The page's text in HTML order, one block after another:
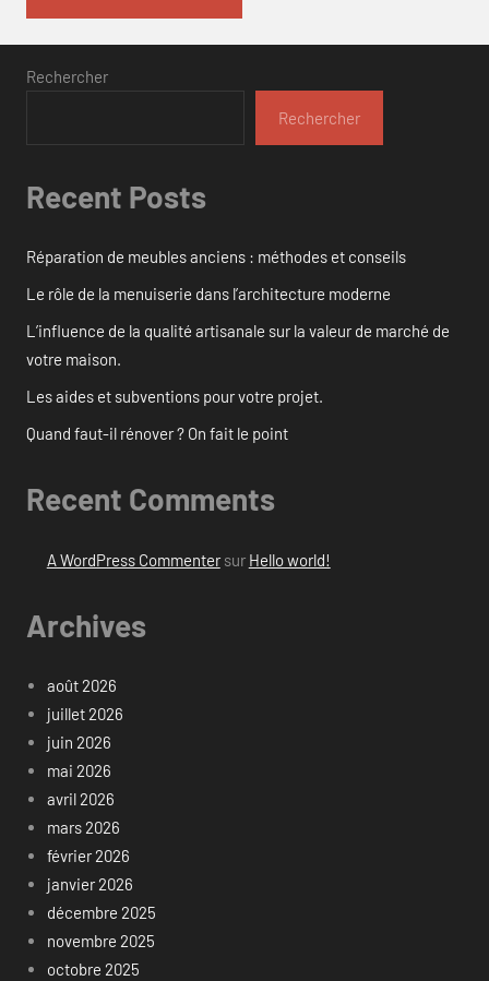
Rechercher
Rechercher
Recent Posts
Réparation de meubles anciens : méthodes et conseils
Le rôle de la menuiserie dans l’architecture moderne
L’influence de la qualité artisanale sur la valeur de marché de
votre maison.
Les aides et subventions pour votre projet.
Quand faut-il rénover ? On fait le point
Recent Comments
A WordPress Commentersur Hello world!
Archives
août 2026
juillet 2026
juin 2026
mai 2026
avril 2026
mars 2026
février 2026
janvier 2026
décembre 2025
novembre 2025
octobre 2025